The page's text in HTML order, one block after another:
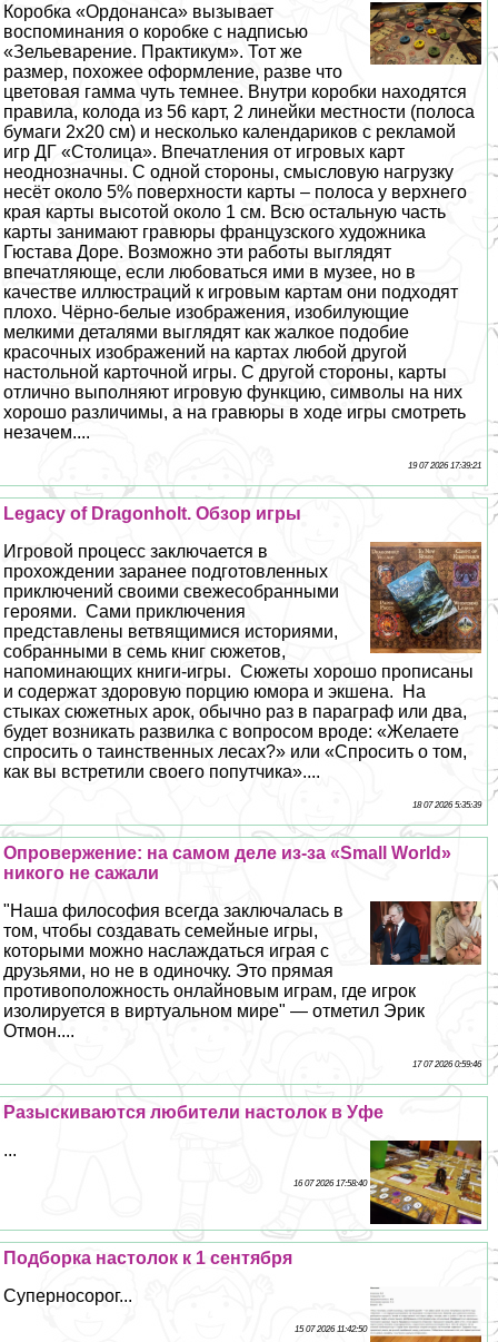
Коробка «Ордонанса» вызывает
воспоминания о коробке с надписью
«Зельеварение. Пpaктикум». Тот же
размер, похожее оформление, разве что
цветовая гамма чуть темнее. Внутри коробки находятся
правила, колода из 56 карт, 2 линейки местности (полоса
бумаги 2х20 см) и несколько календариков с рекламой
игр ДГ «Столица». Впечатления от игровых карт
неоднозначны. С одной стороны, смысловую нагрузку
несёт около 5% поверхности карты – полоса у верхнего
края карты высотой около 1 см. Всю остальную часть
карты занимают гравюры французского художника
Гюстава Доре. Возможно эти работы выглядят
впечатляюще, если любоваться ими в музее, но в
качестве иллюстраций к игровым картам они подходят
плохо. Чёрно-белые изображения, изобилующие
мелкими деталями выглядят как жалкое подобие
красочных изображений на картах любой другой
настольной карточной игры. С другой стороны, карты
отлично выполняют игровую функцию, символы на них
хорошо различимы, а на гравюры в ходе игры смотреть
незачем....
19 07 2026 17:39:21
Legacy of Dragonholt. Обзор игры
Игровой процесс заключается в
прохождении заранее подготовленных
приключений своими свежесобранными
героями. Сами приключения
представлены ветвящимися историями,
собранными в семь книг сюжетов,
напоминающих книги-игры. Сюжеты хорошо прописаны
и содержат здоровую порцию юмора и экшена. На
стыках сюжетных арок, обычно раз в параграф или два,
будет возникать развилка с вопросом вроде: «Желаете
спросить о таинственных лесах?» или «Спросить о том,
как вы встретили своего попутчика»....
18 07 2026 5:35:39
Опровержение: на самом деле из-за «Small World»
никого не сажали
"Наша философия всегда заключалась в
том, чтобы создавать семейные игры,
которыми можно наслаждаться играя с
друзьями, но не в одиночку. Это прямая
противоположность онлайновым играм, где игрок
изолируется в виртуальном мире" — отметил Эрик
Отмон....
17 07 2026 0:59:46
Разыскиваются любители настолок в Уфе
...
16 07 2026 17:58:40
Подборка настолок к 1 сентября
Суперносорог...
15 07 2026 11:42:50